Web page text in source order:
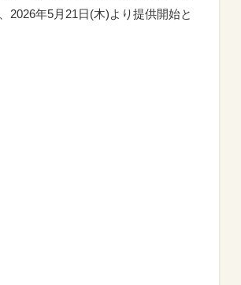
2026年5月21日(木)より提供開始と